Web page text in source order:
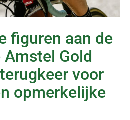
figuren aan de
Gold
voor
opmerkelijke